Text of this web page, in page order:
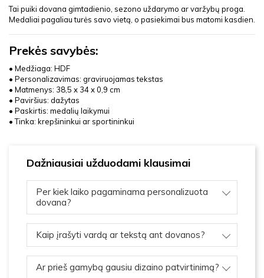
Tai puiki dovana gimtadienio, sezono uždarymo ar varžybų proga.
Medaliai pagaliau turės savo vietą, o pasiekimai bus matomi kasdien.
Prekės savybės:
• Medžiaga: HDF
• Personalizavimas: graviruojamas tekstas
• Matmenys: 38,5 x 34 x 0,9 cm
• Paviršius: dažytas
• Paskirtis: medalių laikymui
• Tinka: krepšininkui ar sportininkui
Dažniausiai užduodami klausimai
Per kiek laiko pagaminama personalizuota
dovana?
Kaip įrašyti vardą ar tekstą ant dovanos?
Ar prieš gamybą gausiu dizaino patvirtinimą?